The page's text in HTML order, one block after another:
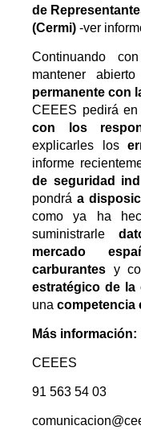
de
(Cermi) -ver
Continuando
mantener
permanente con
CEEES pedirá
con los
explicarles los
informe
de seguridad
pondrá a
como ya ha
suministrarle
mercado
carburantes y
estratégico de la
una competencia
Más información:
CEEES
91 563 54 03